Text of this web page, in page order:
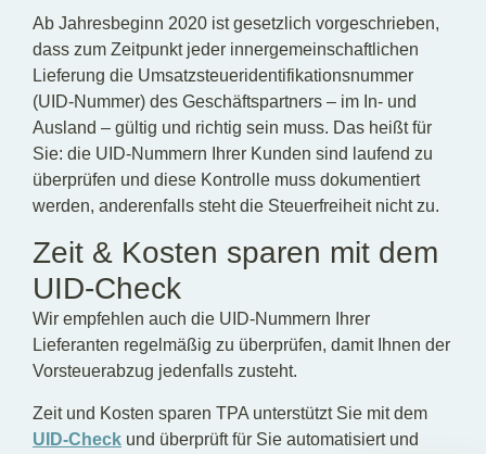
Ab Jahresbeginn 2020 ist gesetzlich vorgeschrieben,
dass zum Zeitpunkt jeder innergemeinschaftlichen
Lieferung die Umsatzsteueridentifikationsnummer
(UID-Nummer) des Geschäftspartners – im In- und
Ausland – gültig und richtig sein muss. Das heißt für
Sie: die UID-Nummern Ihrer Kunden sind laufend zu
überprüfen und diese Kontrolle muss dokumentiert
werden, anderenfalls steht die Steuerfreiheit nicht zu.
Zeit & Kosten sparen mit dem
UID-Check
Wir empfehlen auch die UID-Nummern Ihrer
Lieferanten regelmäßig zu überprüfen, damit Ihnen der
Vorsteuerabzug jedenfalls zusteht.
Zeit und Kosten sparen TPA unterstützt Sie mit dem
UID-Check und überprüft für Sie automatisiert und